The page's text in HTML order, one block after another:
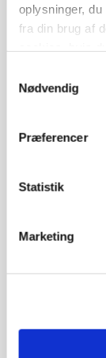
oplysninger,
fra din brug af
Nødvendig
Præferencer
Statistik
Marketing
»Nu stopper